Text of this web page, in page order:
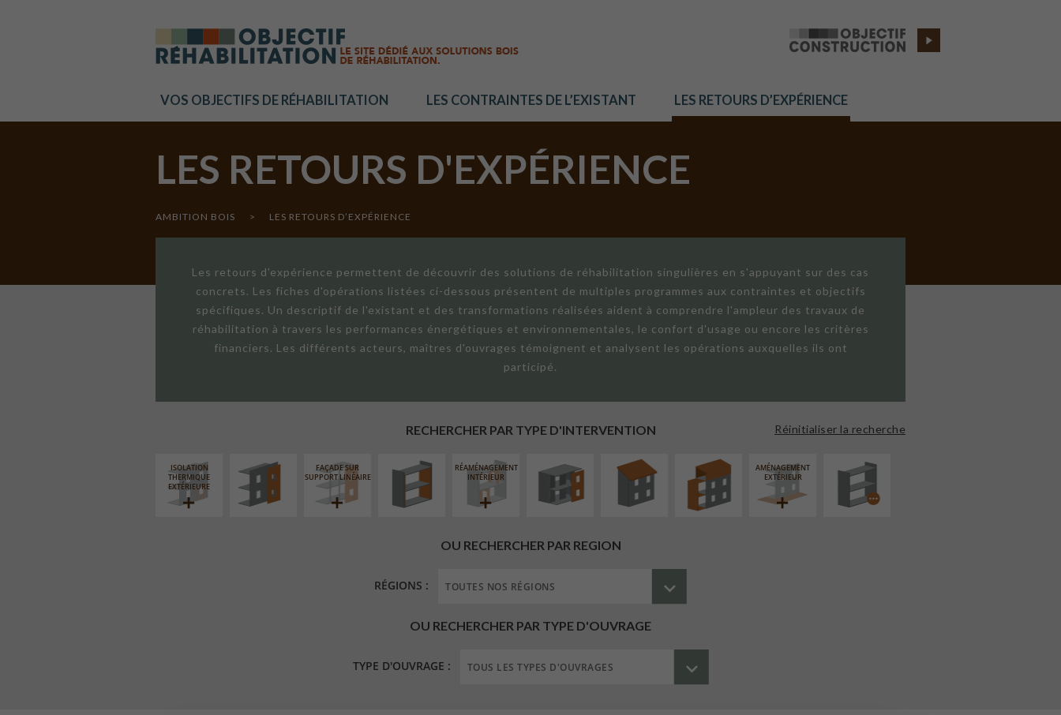
VOS OBJECTIFS DE RÉHABILITATION LES CONTRAINTES DE L’EXISTANT LES RETOURS D’EXPÉRIENCE
LES RETOURS D'EXPÉRIENCE
AMBITION BOIS > LES RETOURS D’EXPÉRIENCE
Les retours d'expérience permettent de découvrir des solutions de réhabilitation singulières en s'appuyant sur des cas
concrets. Les fiches d'opérations listées ci-dessous présentent de multiples programmes aux contraintes et objectifs
spécifiques. Un descriptif de l'existant et des transformations réalisées aident à comprendre l'ampleur des travaux de
réhabilitation à travers les performances énergétiques et environnementales, le confort d'usage ou encore les critères
financiers. Les différents acteurs, maîtres d'ouvrages témoignent et analysent les opérations auxquelles ils ont
participé.
RECHERCHER PAR TYPE D'INTERVENTION Réinitialiser la recherche
ISOLATION
THERMIQUE
EXTÉRIEURE
FAÇADE SUR
SUPPORT LINÉAIRE
INTÉRIEURE
RÉAMÉNAGEMENT
INTÉRIEUR
AMÉNAGEMENT
EXTÉRIEUR
OU RECHERCHER PAR REGION
RÉGIONS :
OU RECHERCHER PAR TYPE D'OUVRAGE
TYPE D'OUVRAGE :